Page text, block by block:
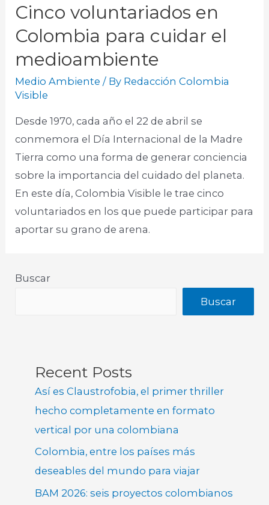
Cinco voluntariados en
Colombia para cuidar el
medioambiente
Medio Ambiente / By Redacción Colombia
Visible
Desde 1970, cada año el 22 de abril se
conmemora el Día Internacional de la Madre
Tierra como una forma de generar conciencia
sobre la importancia del cuidado del planeta.
En este día, Colombia Visible le trae cinco
voluntariados en los que puede participar para
aportar su grano de arena.
Buscar
Buscar
Recent Posts
Así es Claustrofobia, el primer thriller
hecho completamente en formato
vertical por una colombiana
Colombia, entre los países más
deseables del mundo para viajar
BAM 2026: seis proyectos colombianos